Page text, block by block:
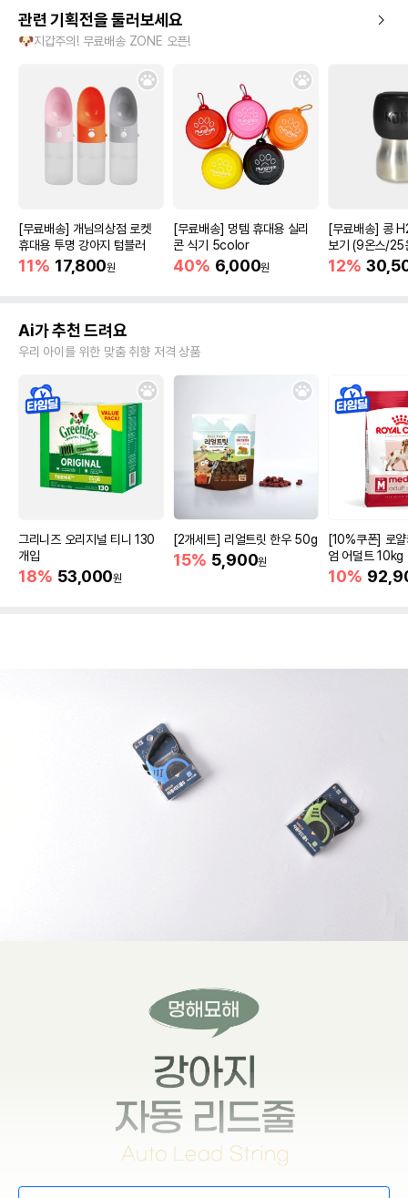
관련 기획전을 둘러보세요
🐶지갑주의! 무료배송 ZONE 오픈!
[무료배송] 개님의상점 로켓
휴대용 투명 강아지 텀블러
11% 17,800원
[무료배송] 멍템 휴대용 실리
콘 식기 5color
40% 6,000원
[무료배송] 콩
보기 (9온스/25
12%
Ai가 추천 드려요
우리 아이를 위한 맞춤 취향 저격 상품
그리니즈 오리지널 티니 130
개입
18% 53,000원
[2개세트] 리얼트릿 한우 50g
15% 5,900원
[10%쿠폰] 로
엄 어덜트 10kg
증진
10%